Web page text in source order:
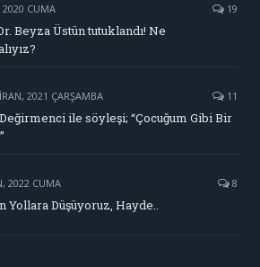
2020 CUMA 19
Beyza Üstün tutuklandı! Ne
2021 ÇARŞAMBA 11
ile söyleşi; “Çocuğum Gibi Bir
2022 CUMA 8
Yollara Düşüyoruz, Hayde..